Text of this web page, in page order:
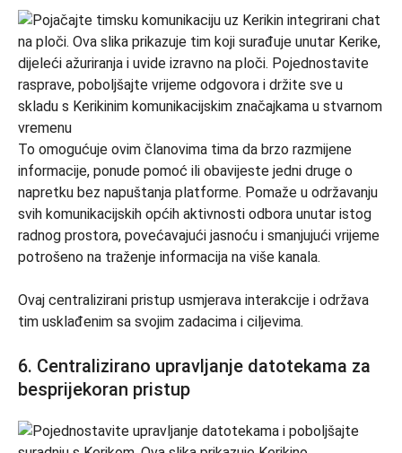
To omogućuje ovim članovima tima da brzo razmijene
informacije, ponude pomoć ili obavijeste jedni druge o
napretku bez napuštanja platforme. Pomaže u održavanju
svih komunikacijskih općih aktivnosti odbora unutar istog
radnog prostora, povećavajući jasnoću i smanjujući vrijeme
potrošeno na traženje informacija na više kanala.
Ovaj centralizirani pristup usmjerava interakcije i održava
tim usklađenim sa svojim zadacima i ciljevima.
6. Centralizirano upravljanje datotekama za
besprijekoran pristup